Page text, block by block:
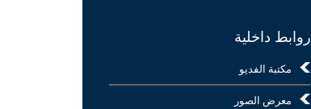
روابط داخلية
مكتبة الفديو
معرض الصور